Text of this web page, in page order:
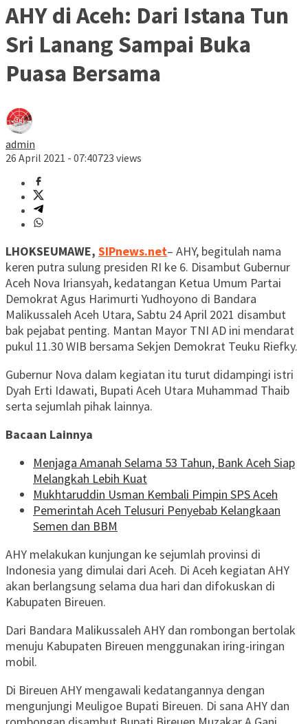
AHY di Aceh: Dari Istana Tun
Sri Lanang Sampai Buka
Puasa Bersama
admin
26 April 2021 - 07:40723 views
LHOKSEUMAWE, SIPnews.net– AHY, begitulah nama
keren putra sulung presiden RI ke 6. Disambut Gubernur
Aceh Nova Iriansyah, kedatangan Ketua Umum Partai
Demokrat Agus Harimurti Yudhoyono di Bandara
Malikussaleh Aceh Utara, Sabtu 24 April 2021 disambut
bak pejabat penting. Mantan Mayor TNI AD ini mendarat
pukul 11.30 WIB bersama Sekjen Demokrat Teuku Riefky.
Gubernur Nova dalam kegiatan itu turut didampingi istri
Dyah Erti Idawati, Bupati Aceh Utara Muhammad Thaib
serta sejumlah pihak lainnya.
Bacaan Lainnya
Menjaga Amanah Selama 53 Tahun, Bank Aceh Siap
Melangkah Lebih Kuat
Mukhtaruddin Usman Kembali Pimpin SPS Aceh
Pemerintah Aceh Telusuri Penyebab Kelangkaan
Semen dan BBM
AHY melakukan kunjungan ke sejumlah provinsi di
Indonesia yang dimulai dari Aceh. Di Aceh kegiatan AHY
akan berlangsung selama dua hari dan difokuskan di
Kabupaten Bireuen.
Dari Bandara Malikussaleh AHY dan rombongan bertolak
menuju Kabupaten Bireuen menggunakan iring-iringan
mobil.
Di Bireuen AHY mengawali kedatangannya dengan
mengunjungi Meuligoe Bupati Bireuen. Di sana AHY dan